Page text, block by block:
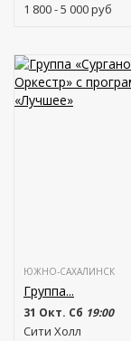
1 800 - 5 000руб
ЮЖНО-САХАЛИНСК
Группа...
31 Окт. Сб 19:00
Сити Холл